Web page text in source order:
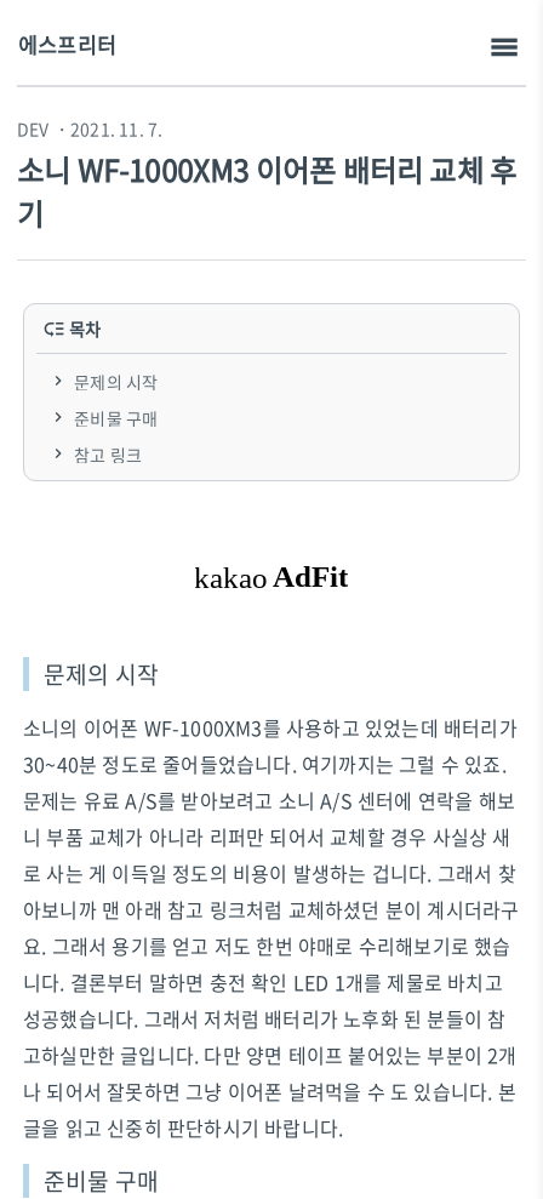
에스프리터
DEV ・2021. 11. 7.
소니 WF-1000XM3 이어폰 배터리 교체 후
기
목차
문제의 시작
준비물 구매
참고 링크
문제의 시작
소니의 이어폰 WF-1000XM3를 사용하고 있었는데 배터리가
30~40분 정도로 줄어들었습니다. 여기까지는 그럴 수 있죠.
문제는 유료 A/S를 받아보려고 소니 A/S 센터에 연락을 해보
니 부품 교체가 아니라 리퍼만 되어서 교체할 경우 사실상 새
로 사는 게 이득일 정도의 비용이 발생하는 겁니다. 그래서 찾
아보니까 맨 아래 참고 링크처럼 교체하셨던 분이 계시더라구
요. 그래서 용기를 얻고 저도 한번 야매로 수리해보기로 했습
니다. 결론부터 말하면 충전 확인 LED 1개를 제물로 바치고
성공했습니다. 그래서 저처럼 배터리가 노후화 된 분들이 참
고하실만한 글입니다. 다만 양면 테이프 붙어있는 부분이 2개
나 되어서 잘못하면 그냥 이어폰 날려먹을 수 도 있습니다. 본
글을 읽고 신중히 판단하시기 바랍니다.
준비물 구매